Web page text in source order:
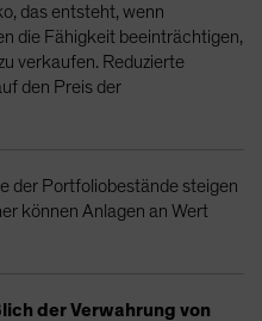
das entsteht, wenn
die Fähigkeit beeinträchtigen,
verkaufen. Reduzierte
den Preis der
der Portfoliobestände steigen
können Anlagen an Wert
der Verwahrung von